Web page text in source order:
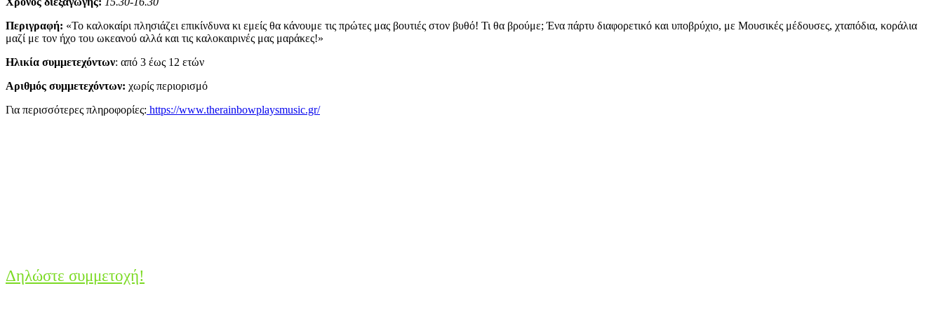
Περιγραφή: «Το καλοκαίρι πλησιάζει επικίνδυνα κι εμείς θα κάνουμε τις πρώτες μας βουτιές στον βυθό! Τι θα βρούμε; Ένα πάρτυ διαφορετικό και υποβρύχιο, με Μουσικές μέδουσες, χταπόδια, κοράλια
μαζί με τον ήχο του ωκεανού αλλά και τις καλοκαιρινές μας μαράκες!»
Ηλικία συμμετεχόντων: από 3 έως 12 ετών
Αριθμός συμμετεχόντων: χωρίς περιορισμό
Για περισσότερες πληροφορίες: https://www.therainbowplaysmusic.gr/
Δηλώστε συμμετοχή!